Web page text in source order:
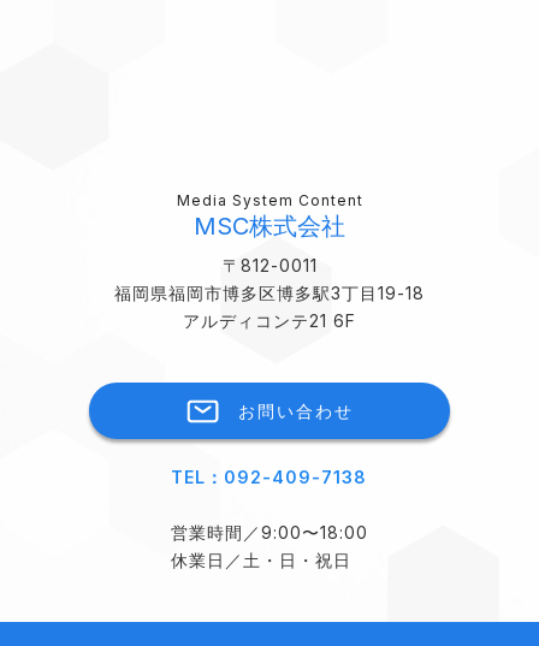
Media System Content
MSC株式会社
〒812-0011
福岡県福岡市博多区博多駅3丁目19-18
アルディコンテ21 6F
お問い合わせ
TEL：092-409-7138
営業時間／9:00〜18:00
休業日／土・日・祝日